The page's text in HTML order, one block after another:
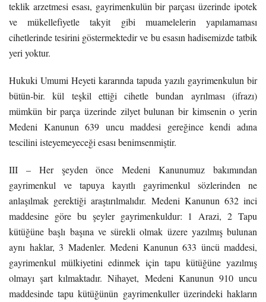
teklik arzetmesi esası, gayrimenkulün bir parçası üzerinde ipotek
ve mükellefiyetle takyit gibi muamelelerin yapılamaması
cihetlerinde tesirini göstermektedir ve bu esasın hadisemizde tatbik
yeri yoktur.
Hukuki Umumi Heyeti kararında tapuda yazılı gayrimenkulun bir
bütün-bir. kül teşkil ettiği cihetle bundan ayrılması (ifrazı)
mümkün bir parça üzerinde zilyet bulunan bir kimsenin o yerin
Medeni Kanunun 639 uncu maddesi gereğince kendi adına
tescilini isteyemeyeceği esası benimsenmiştir.
III – Her şeyden önce Medeni Kanunumuz bakımından
gayrimenkul ve tapuya kayıtlı gayrimenkul sözlerinden ne
anlaşılmak gerektiği araştırılmalıdır. Medeni Kanunun 632 inci
maddesine göre bu şeyler gayrimenkuldur: 1 Arazi, 2 Tapu
kütüğüne başlı başına ve sürekli olmak üzere yazılmış bulunan
aynı haklar, 3 Madenler. Medeni Kanunun 633 üncü maddesi,
gayrimenkul mülkiyetini edinmek için tapu kütüğüne yazılmış
olmayı şart kılmaktadır. Nihayet, Medeni Kanunun 910 uncu
maddesinde tapu kütüğünün gayrimenkuller üzerindeki hakların